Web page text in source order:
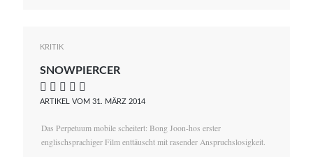
KRITIK
SNOWPIERCER
    
ARTIKEL VOM 31. MÄRZ 2014
Das Perpetuum mobile scheitert: Bong Joon-hos erster
englischsprachiger Film enttäuscht mit rasender Anspruchslosigkeit.